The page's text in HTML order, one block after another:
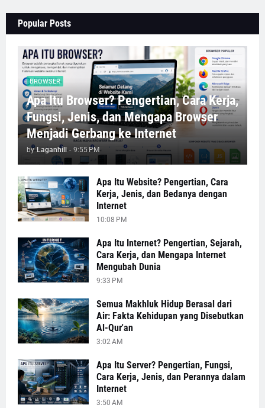
Popular Posts
BROWSER
Apa Itu Browser? Pengertian, Cara Kerja,
Fungsi, Jenis, dan Mengapa Browser
Menjadi Gerbang ke Internet
by Laganhill - 9:55 PM
Apa Itu Website? Pengertian, Cara
Kerja, Jenis, dan Bedanya dengan
Internet
10:08 PM
Apa Itu Internet? Pengertian, Sejarah,
Cara Kerja, dan Mengapa Internet
Mengubah Dunia
9:33 PM
Semua Makhluk Hidup Berasal dari
Air: Fakta Kehidupan yang Disebutkan
Al-Qur'an
3:02 AM
Apa Itu Server? Pengertian, Fungsi,
Cara Kerja, Jenis, dan Perannya dalam
Internet
3:50 AM